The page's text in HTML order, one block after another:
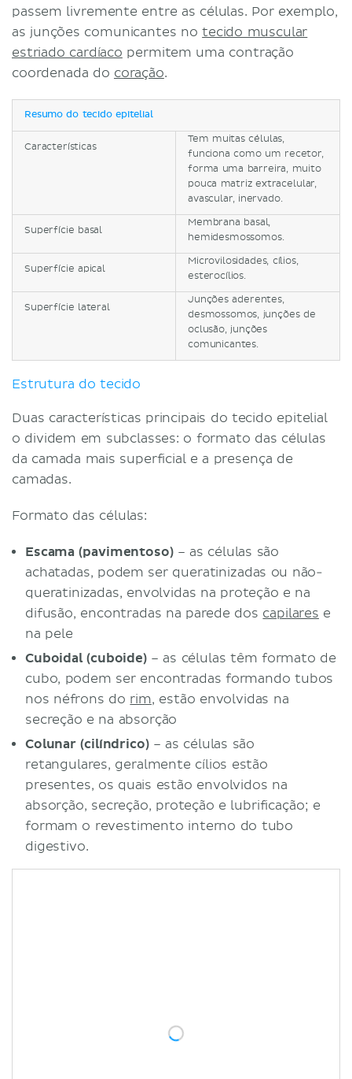
passem livremente entre as células. Por exemplo,
as junções comunicantes notecido muscular
estriado cardíaco permitem uma contração
coordenada do coração.
Resumo do tecido epitelial
Características
Tem muitas células,
funciona como um recetor,
forma uma barreira, muito
pouca matriz extracelular,
avascular, inervado.
Superfície basal
Membrana basal,
hemidesmossomos.
Superfície apical
Microvilosidades, cílios,
esterocílios.
Superfície lateral
Junções aderentes,
desmossomos, junções de
oclusão, junções
comunicantes.
Estrutura do tecido
Duas características principais do tecido epitelial
o dividem em subclasses: o formato das células
da camada mais superficial e a presença de
camadas.
Formato das células:
Escama (pavimentoso) – as células são
achatadas, podem ser queratinizadas ou não-
queratinizadas, envolvidas na proteção e na
difusão, encontradas na parede dos capilares e
na pele
Cuboidal (cuboide) – as células têm formato de
cubo, podem ser encontradas formando tubos
nos néfrons do rim, estão envolvidas na
secreção e na absorção
Colunar (cilíndrico) – as células são
retangulares, geralmente cílios estão
presentes, os quais estão envolvidos na
absorção, secreção, proteção e lubrificação; e
formam o revestimento interno do tubo
digestivo.